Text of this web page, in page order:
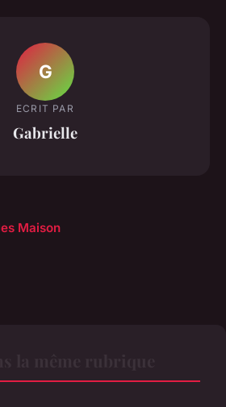
G
ECRIT PAR
Gabrielle
Maison